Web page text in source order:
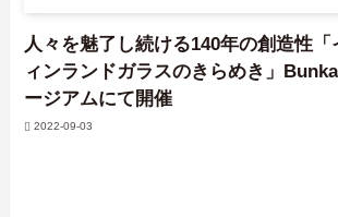
人々を魅了し続ける140年の創造性「
ィンランドガラスのきらめき」
ージアムにて開催
2022-09-03